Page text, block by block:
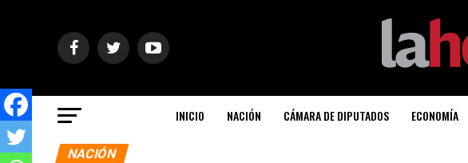
INICIO NACIÓN CÁMARA DE DIPUTADOS ECONOMÍA
NACIÓN